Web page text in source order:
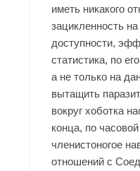
иметь никакого
зацикленность
доступности,
статистика, по
а не только на
вытащить
вокруг хоботка
конца, по
членистоногое
отношений с